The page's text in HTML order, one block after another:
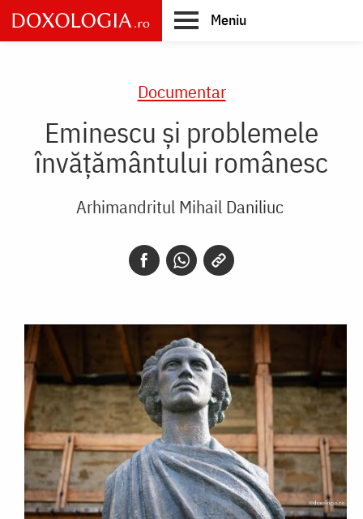
Skip
to
main
Meniu
Documentar
Eminescu și problemele
învățământului românesc
Arhimandritul Mihail Daniliuc